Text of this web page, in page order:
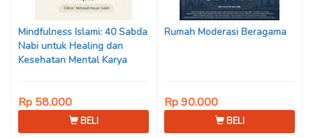
Son Haji, Dede Sunarya,
Iwan Setiawan, Nur Afiatin
Editor: Mi’raj Dodi Kurniawan
Mindfulness Islami: 40 Sabda
Nabi untuk Healing dan
Kesehatan Mental Karya
Saniyya Fadhila, Avanda
Chintya Cahyaning Putri, dan
Arjunedi
Rp 58.000
BELI
Rumah Moderasi Beragama
Rp 90.000
BELI